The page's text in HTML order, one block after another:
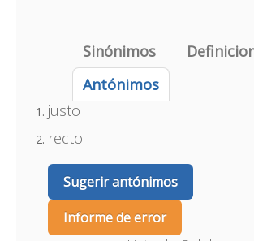
Sinónimos
Antónimos
justo
recto
Sugerir antónimos
Informe de error